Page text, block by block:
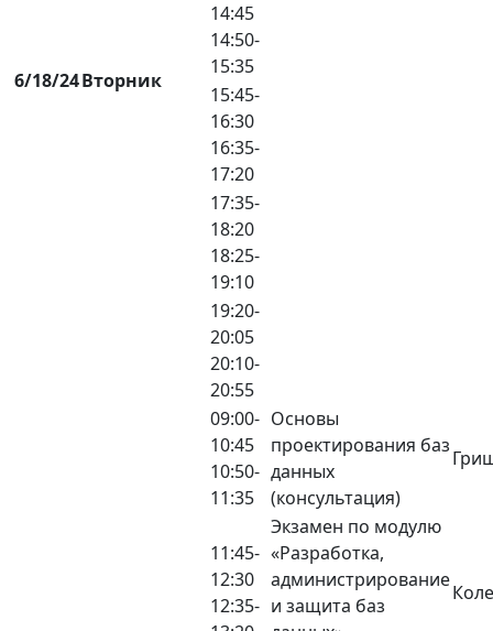
6/18/24Вторник
14:45
14:50-
15:35
15:45-
16:30
16:35-
17:20
17:35-
18:20
18:25-
19:10
19:20-
20:05
20:10-
20:55
09:00-
10:45
10:50-
11:35
Основы
проектирования баз
данных
(консультация)
11:45-
12:30
12:35-
Экзамен по модулю
«Разработка,
администрирование
и защита баз